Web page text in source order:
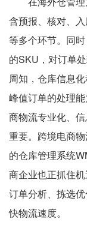
含预报、核对、
等多个环节。同
的SKU，对订单
周知，仓库信息
峰值订单的处理
商物流专业化、
重要。跨境电商
的仓库管理系统
商企业也正抓住
订单分析、拣选
快物流速度。